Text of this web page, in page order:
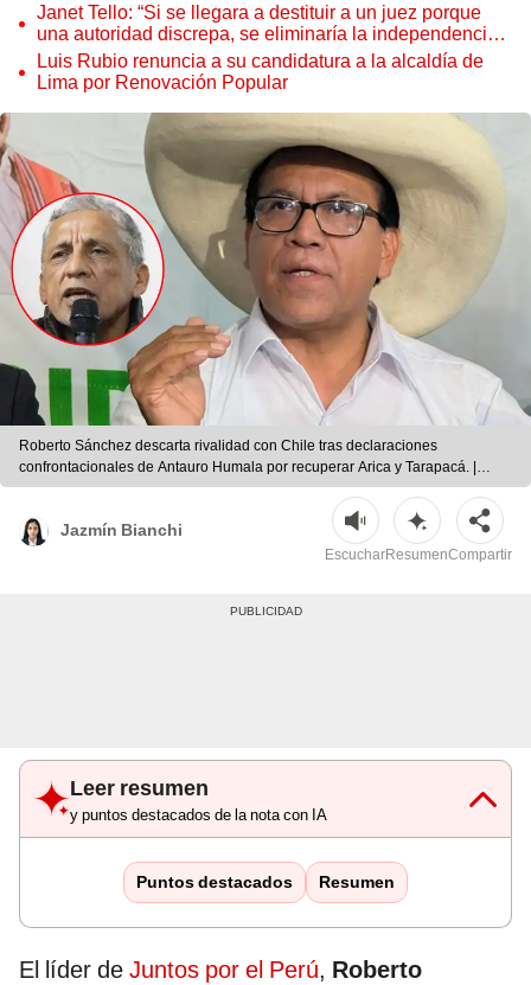
Janet Tello: “Si se llegara a destituir a un juez porque
una autoridad discrepa, se eliminaría la independencia
judicial”
Luis Rubio renuncia a su candidatura a la alcaldía de
Lima por Renovación Popular
Roberto Sánchez descarta rivalidad con Chile tras declaraciones
confrontacionales de Antauro Humala por recuperar Arica y Tarapacá. |
Composición/LR
Jazmín Bianchi
EscucharResumenCompartir
Leer resumen
y puntos destacados de la nota con IA
Puntos destacados Resumen
El líder de Juntos por el Perú, Roberto